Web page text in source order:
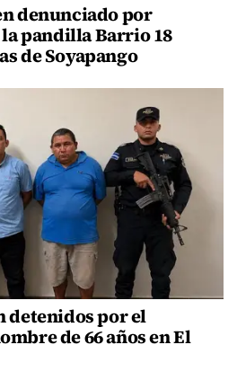
denunciado por
pandilla Barrio 18
de Soyapango
detenidos por el
de 66 años en El